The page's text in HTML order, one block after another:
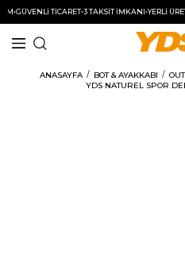
GÜVENLİ TİCARET•3 TAKSİT İMKANI•YERLİ
ANASAYFA BOT & AYAKKABI
YDS NATUREL SPOR